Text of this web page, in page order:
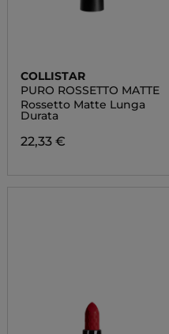
COLLISTAR
PURO ROSSETTO MATTE
Rossetto Matte Lunga
Durata
22,33 €